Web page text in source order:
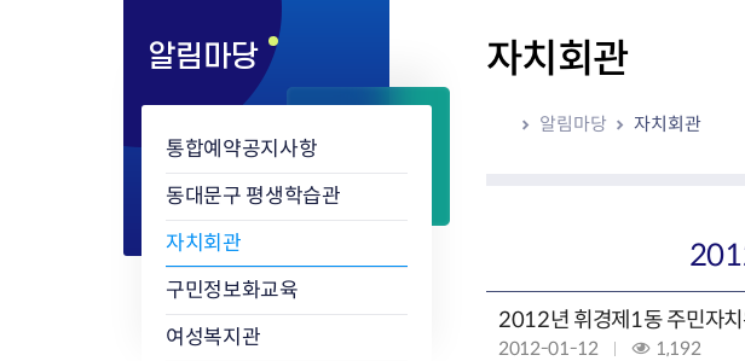
평생학습관
동네배움터
장
전
전
알림마당
통합예약공지사항
동대문구 평생학습관
자치회관
구민정보화교육
여성복지관
자치회관
알림마당 자치회관
2012년 휘경제1동 주민자
작
2012-01-12
조
1,192